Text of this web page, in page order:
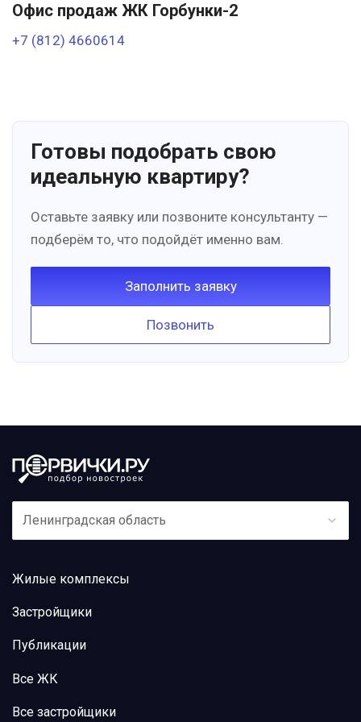
Офис продаж ЖК Горбунки-2
+7 (812) 4660614
Готовы подобрать свою
идеальную квартиру?
Оставьте заявку или позвоните консультанту —
подберём то, что подойдёт именно вам.
Заполнить заявку
Позвонить
Ленинградская область
Жилые комплексы
Застройщики
Публикации
Все ЖК
Все застройщики